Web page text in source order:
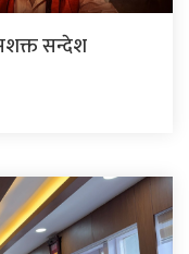
सशक्त सन्देश